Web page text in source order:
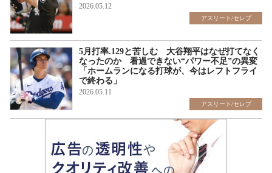
2026.05.12
アスリート/セレブ
5月打率.129と苦しむ 大谷翔平はなぜ打てなく
なったのか 看過できない“パワー不足”の異変
「ホームランになる打球が、今はレフトフライ
で終わる」
2026.05.11
アスリート/セレブ